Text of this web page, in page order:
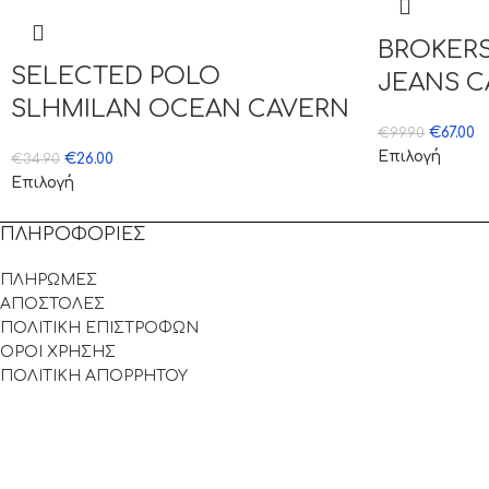
SELECTED POLO
SLHMILAN OCEAN CAVERN
€34.90 €26.00
Επιλογή
JEANS
€99.90 €67.00
Επιλογή
ΠΛΗΡΟΦΟΡΙΕΣ
ΠΛΗΡΩΜΕΣ
ΑΠΟΣΤΟΛΕΣ
ΠΟΛΙΤΙΚΗ ΕΠΙΣΤΡΟΦΩΝ
ΟΡΟΙ ΧΡΗΣΗΣ
ΠΟΛΙΤΙΚΗ ΑΠΟΡΡΗΤΟΥ